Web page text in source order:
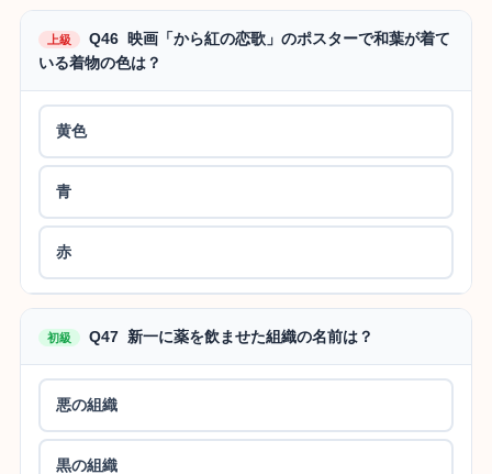
上級
Q46 映画「から紅の恋歌」のポスターで和葉が着て
いる着物の色は？
黄色
青
赤
初級 Q47 新一に薬を飲ませた組織の名前は？
悪の組織
黒の組織